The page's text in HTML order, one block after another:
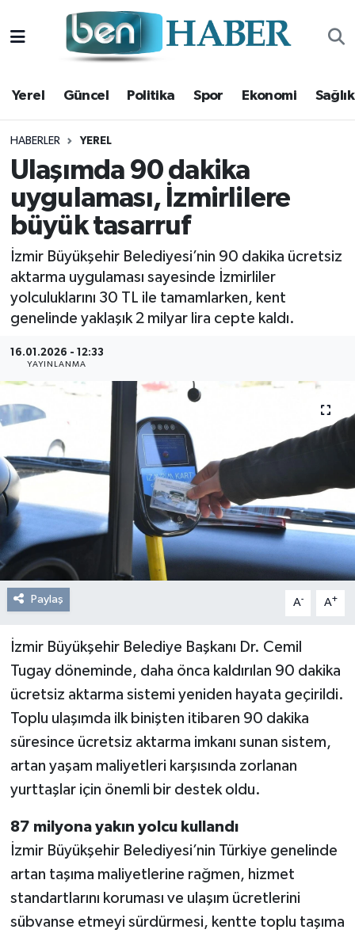
Yerel Güncel Politika Spor Ekonomi Sağlık
HABERLER YEREL
Ulaşımda 90 dakika
uygulaması, İzmirlilere
büyük tasarruf
İzmir Büyükşehir Belediyesi’nin 90 dakika ücretsiz
aktarma uygulaması sayesinde İzmirliler
yolculuklarını 30 TL ile tamamlarken, kent
genelinde yaklaşık 2 milyar lira cepte kaldı.
16.01.2026 - 12:33
YAYINLANMA
Paylaş A- A+
İzmir Büyükşehir Belediye Başkanı Dr. Cemil
Tugay döneminde, daha önca kaldırılan 90 dakika
ücretsiz aktarma sistemi yeniden hayata geçirildi.
Toplu ulaşımda ilk binişten itibaren 90 dakika
süresince ücretsiz aktarma imkanı sunan sistem,
artan yaşam maliyetleri karşısında zorlanan
yurttaşlar için önemli bir destek oldu.
87 milyona yakın yolcu kullandı
İzmir Büyükşehir Belediyesi’nin Türkiye genelinde
artan taşıma maliyetlerine rağmen, hizmet
standartlarını koruması ve ulaşım ücretlerini
sübvanse etmeyi sürdürmesi, kentte toplu taşıma
Yerel
Güncel
Politika
Spor
Ekonomi
Sağlık
Magazin
Resmi Reklam
Röportajlar
Hava Durumu
Trafik Durumu
Süper Lig Puan Durumu ve Fikstür
Tüm Manşetler
Son Dakika Haberleri
Haber Arşivi